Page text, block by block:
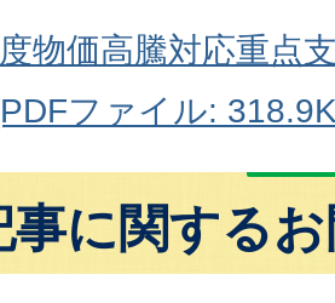
物価高騰対応重点
ファイル:
事に関する